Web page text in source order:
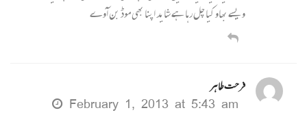
ویسے بھاو کیا چل رہا ہے شاید اپنا بھی موڈ بن آوے
فرحت طاہر
February 1, 2013 at 5:43 am